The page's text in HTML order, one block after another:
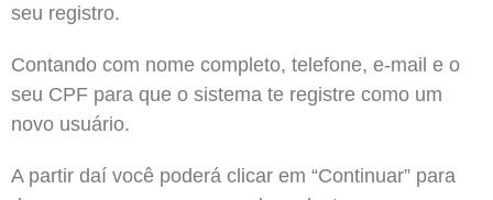
seu registro.
Contando com nome completo, telefone, e-mail e o
seu CPF para que o sistema te registre como um
novo usuário.
A partir daí você poderá clicar em “Continuar” para